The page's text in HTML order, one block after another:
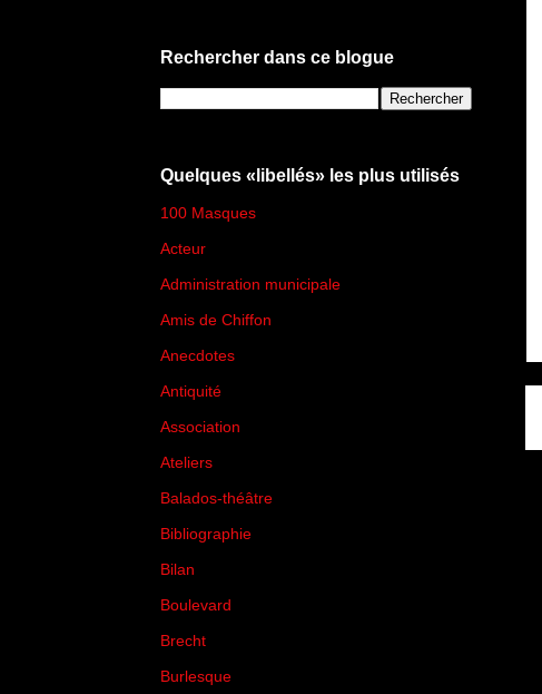
Rechercher dans ce blogue
Quelques «libellés» les plus utilisés
100 Masques
Acteur
Administration municipale
Amis de Chiffon
Anecdotes
Antiquité
Association
Ateliers
Balados-théâtre
Bibliographie
Bilan
Boulevard
Brecht
Burlesque